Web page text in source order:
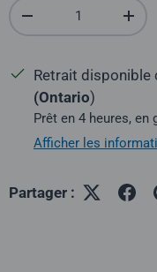
Quantité
Réduire la quantité
Retrait disponible
(Ontario)
Prêt en 4 heures, en
Afficher les
Partager :